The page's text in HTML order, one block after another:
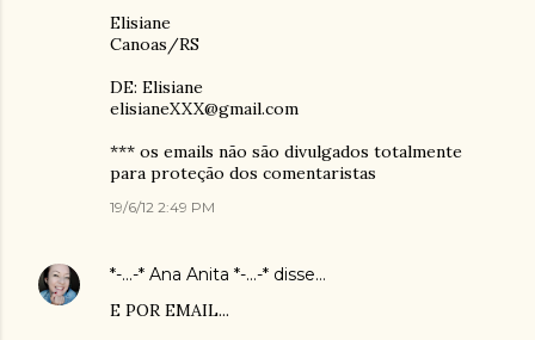
Elisiane
Canoas/RS
DE: Elisiane
elisianeXXX@gmail.com
*** os emails não são divulgados totalmente
para proteção dos comentaristas
19/6/12 2:49 PM
*-...-* Ana Anita *-...-* disse…
E POR EMAIL...